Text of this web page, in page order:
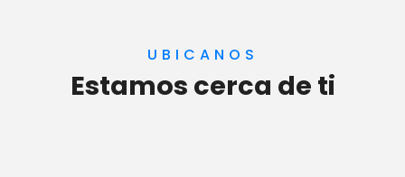
UBICANOS
Estamos cerca de ti